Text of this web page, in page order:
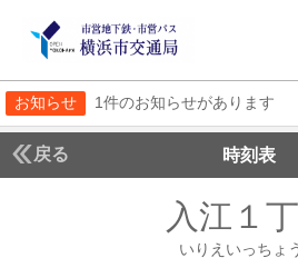
お知らせ 1件のお知らせがあります
戻る 時刻表
入江１
いりえいっちょ